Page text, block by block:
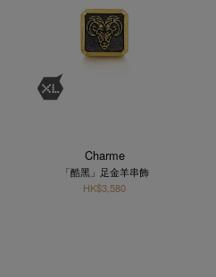
Charme
「酷黑」足金羊串飾
HK$3,580